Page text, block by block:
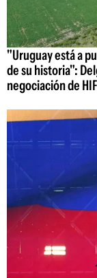
"Uruguay está a
de su historia":
negociación de